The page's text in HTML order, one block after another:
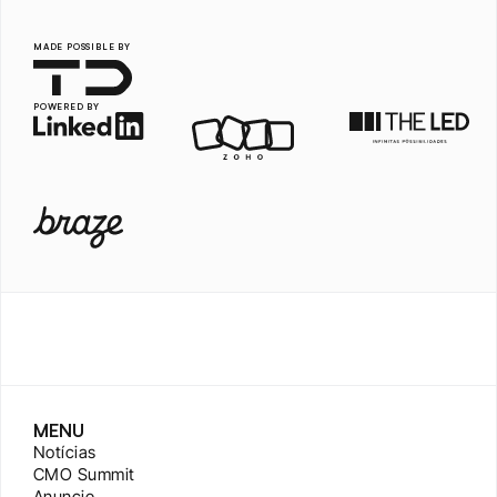
MADE POSSIBLE BY
POWERED BY
MENU
Notícias
CMO Summit